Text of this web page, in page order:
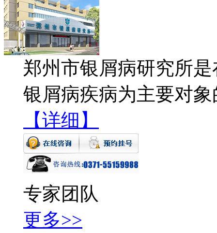
郑州市银屑病研究所
银屑病疾病为主要对
【详细】
专家团队
更多>>